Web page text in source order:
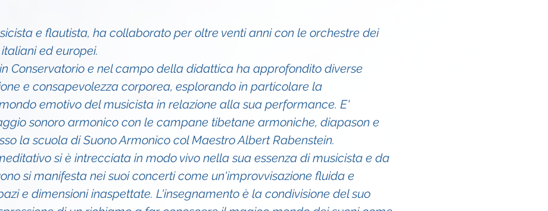
e flautista, ha collaborato per oltre venti anni con le orchestre dei
ed europei.
Conservatorio e nel campo della didattica ha approfondito diverse
e consapevolezza corporea, esplorando in particolare la
emotivo del musicista in relazione alla sua performance. E'
sonoro armonico con le campane tibetane armoniche, diapason e
la scuola di Suono Armonico col Maestro Albert Rabenstein.
si è intrecciata in modo vivo nella sua essenza di musicista e da
si manifesta nei suoi concerti come un'improvvisazione fluida e
e dimensioni inaspettate. L'insegnamento è la condivisione del suo